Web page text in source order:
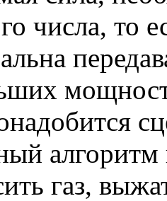
числа, то
алгоритм
газ,